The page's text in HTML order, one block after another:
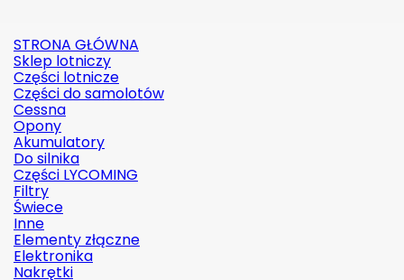
STRONA GŁÓWNA
Sklep lotniczy
Części lotnicze
Części do samolotów
Cessna
Opony
Akumulatory
Do silnika
Części LYCOMING
Filtry
Świece
Inne
Elementy złączne
Elektronika
Nakrętki